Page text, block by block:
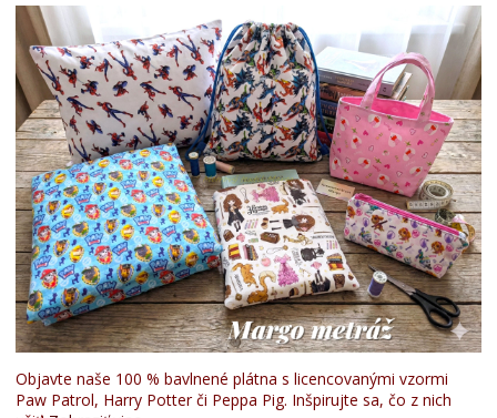
Objavte naše 100 % bavlnené plátna s licencovanými vzormi
Paw Patrol, Harry Potter či Peppa Pig. Inšpirujte sa, čo z nich